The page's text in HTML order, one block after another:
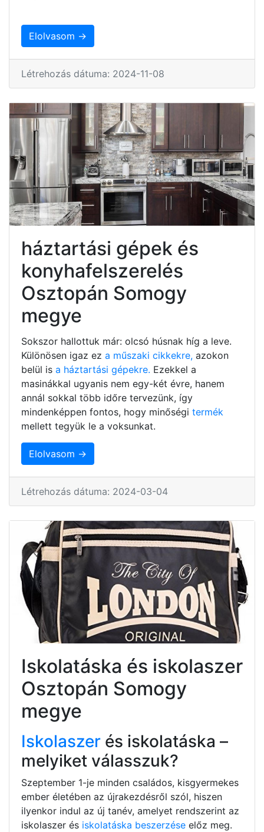
Elolvasom →
Létrehozás dátuma: 2024-11-08
háztartási gépek és
konyhafelszerelés
Osztopán Somogy
megye
Sokszor hallottuk már: olcsó húsnak híg a leve.
Különösen igaz ez a műszaki cikkekre, azokon
belül is a háztartási gépekre. Ezekkel a
masinákkal ugyanis nem egy-két évre, hanem
annál sokkal több időre tervezünk, így
mindenképpen fontos, hogy minőségi termék
mellett tegyük le a voksunkat.
Elolvasom →
Létrehozás dátuma: 2024-03-04
Iskolatáska és iskolaszer
Osztopán Somogy
megye
Iskolaszer és iskolatáska –
melyiket válasszuk?
Szeptember 1-je minden családos, kisgyermekes
ember életében az újrakezdésről szól, hiszen
ilyenkor indul az új tanév, amelyet rendszerint az
iskolaszer és iskolatáska beszerzése előz meg.